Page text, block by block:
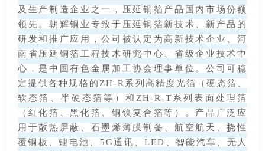
及生产制造企业之一，压延铜箔产品国内市场份额
领先。朝辉铜业专致于压延铜箔新技术、新产品的
研发和推广应用，公司被认定为高新技术企业、河
南省压延铜箔工程技术研究中心、省级企业技术中
心，是中国有色金属加工协会理事单位。公司可稳
定提供各种规格的ZH-R系列高精度光箔（硬态箔、
软态箔、半硬态箔等）和ZH-R-T系列表面处理箔
（红化箔、黑化箔、铜镍复合箔等）。产品广泛应
用于散热屏蔽、石墨烯薄膜制备、航空航天、挠性
覆铜板、锂电池、5G通讯、LED、智能汽车、无人